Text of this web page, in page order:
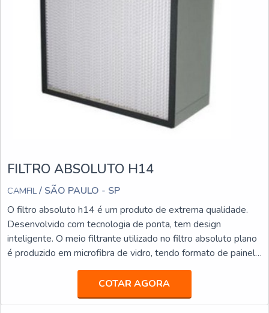
FILTRO ABSOLUTO H14
CAMFIL / SÃO PAULO - SP
O filtro absoluto h14 é um produto de extrema qualidade.
Desenvolvido com tecnologia de ponta, tem design
inteligente. O meio filtrante utilizado no filtro absoluto plano
é produzido em microfibra de vidro, tendo formato de painel.
Sua moldura é fabricada em aço galvanizado, alumínio e aço
inox, e a vedação entre a moldura e o painel de microfibra é
realizada por poliuretano rígido. É IMPORTANTE SABER
COTAR AGORA